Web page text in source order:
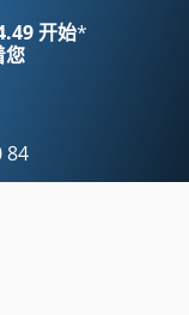
开始*
您
84